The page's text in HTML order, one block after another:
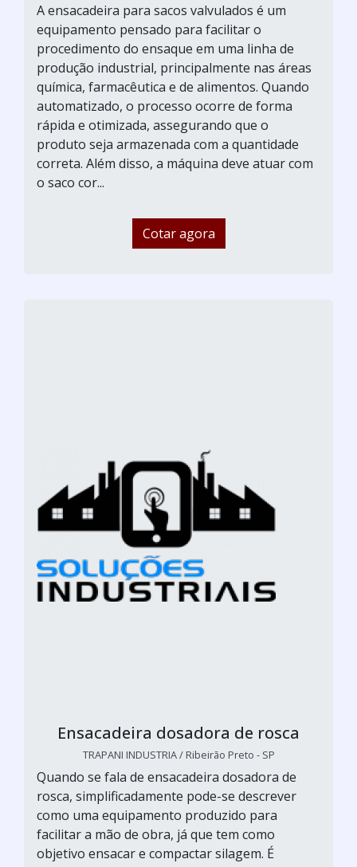
A ensacadeira para sacos valvulados é um
equipamento pensado para facilitar o
procedimento do ensaque em uma linha de
produção industrial, principalmente nas áreas
química, farmacêutica e de alimentos. Quando
automatizado, o processo ocorre de forma
rápida e otimizada, assegurando que o
produto seja armazenada com a quantidade
correta. Além disso, a máquina deve atuar com
o saco cor...
Cotar agora
Ensacadeira dosadora de rosca
TRAPANI INDUSTRIA / Ribeirão Preto - SP
Quando se fala de ensacadeira dosadora de
rosca, simplificadamente pode-se descrever
como uma equipamento produzido para
facilitar a mão de obra, já que tem como
objetivo ensacar e compactar silagem. É